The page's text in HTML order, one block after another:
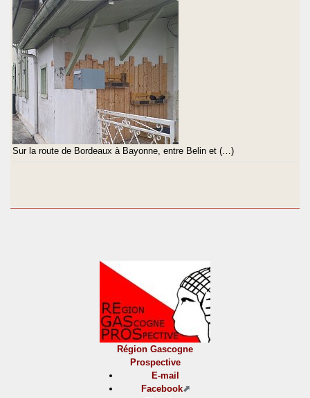
Sur la route de Bordeaux à Bayonne, entre Belin et (…)
Région Gascogne
Prospective
E-mail
Facebook